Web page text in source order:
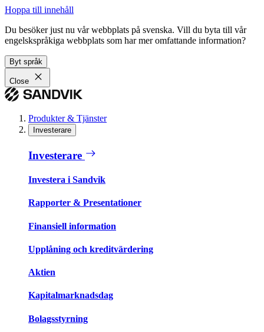
Hoppa till innehåll
Du besöker just nu vår webbplats på svenska. Vill du byta till vår
engelskspråkiga webbplats som har mer omfattande information?
Byt språk
Close
Produkter & Tjänster
Investerare
Investerare
Investera i Sandvik
Rapporter & Presentationer
Finansiell information
Upplåning och kreditvärdering
Aktien
Kapitalmarknadsdag
Bolagsstyrning